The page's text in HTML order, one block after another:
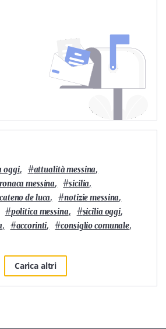
oggi, #attualità messina,
messina, #sicilia,
cateno de luca, #notizie messina,
#politica messina, #sicilia oggi,
, #accorinti, #consiglio comunale,
Carica altri